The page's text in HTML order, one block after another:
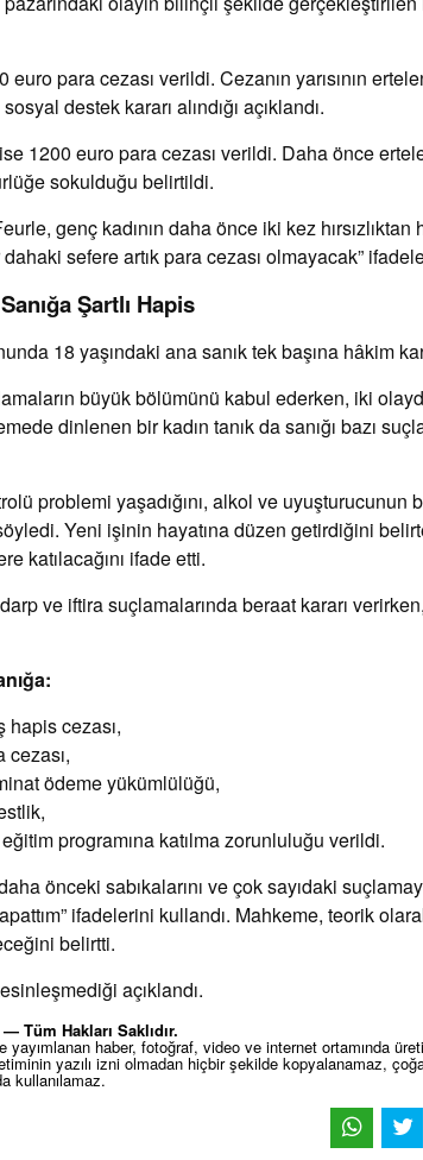
euro para cezası verildi. Cezanın yarısının
destek kararı alındığı açıklandı.
1200 euro para cezası verildi. Daha önce
sokulduğu belirtildi.
genç kadının daha önce iki kez
dahaki sefere artık para cezası olmayacak”
Şartlı Hapis
18 yaşındaki ana sanık tek başına hâkim
büyük bölümünü kabul ederken, iki
dinlenen bir kadın tanık da sanığı bazı
problemi yaşadığını, alkol ve uyuşturucunun
Yeni işinin hayatına düzen getirdiğini
katılacağını ifade etti.
ve iftira suçlamalarında beraat kararı
hapis cezası,
cezası,
ödeme yükümlülüğü,
eğitim programına katılma zorunluluğu verildi.
önceki sabıkalarını ve çok sayıdaki
ifadelerini kullandı. Mahkeme, teorik
belirtti.
açıklandı.
Tüm Hakları Saklıdır.
yayımlanan haber, fotoğraf, video ve internet ortamında
yazılı izni olmadan hiçbir şekilde kopyalanamaz,
kullanılamaz.